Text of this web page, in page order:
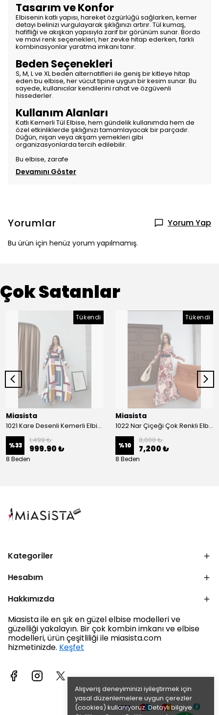
Alışveriş deneyiminizi iyileştirmek için
yasal düzenlemelere uygun çerezler
(cookies) kullanıyoruz. Detaylı bilgiye
Tasarım ve Konfor
Elbisenin katlı yapısı, hareket özgürlüğü sağlarken, kemer
detayı belinizi vurgulayarak şıklığınızı artırır. Tül kumaş,
hafifliği ve akışkan yapısıyla zarif bir görünüm sunar. Bordo
ve mavi renk seçenekleri, her zevke hitap ederken, farklı
kombinasyonlar yaratma imkanı tanır.
Beden Seçenekleri
S, M, L ve XL beden alternatifleri ile geniş bir kitleye hitap
eden bu elbise, her vücut tipine uygun bir kesim sunar. Bu
sayede, kullanıcılar kendilerini rahat ve özgüvenli
hissederler.
Kullanım Alanları
Katlı Kemerli Tül Elbise, hem gündelik kullanımda hem de
özel etkinliklerde şıklığınızı tamamlayacak bir parçadır.
Düğün, nişan veya akşam yemekleri gibi
organizasyonlarda tercih edilebilir.
Bu elbise, zarafe
Devamını Göster
Yorumlar Yorum Yap
Bu ürün için henüz yorum yapılmamış.
Çok Satanlar
Tükendi
Miasista
1021 Kare Desenli Kemerli Elbise
%33
1,499 ₺
999.90 ₺
8 Beden
Tükendi
Miasista
1022 Nar Çiçeği Çok Renkli Elbise
%10
8,000 ₺
7,200 ₺
8 Beden
Kategoriler
Hesabım
Hakkımızda
Miasista ile en şık en güzel elbise modelleri ve
güzelliği yakalayın. Bir çok kombin imkanı ve elbise
modelleri, ürün çeşitliliği ile miasista.com
hizmetinizde. Keşfet